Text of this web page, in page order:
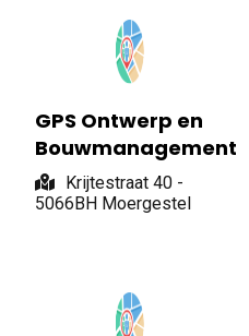
GPS Ontwerp en
Bouwmanagement
Krijtestraat 40 -
5066BH Moergestel